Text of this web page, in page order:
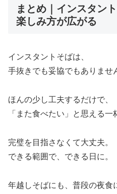
まとめ｜インスタン
楽しみ方が広がる
インスタントそばは、
手抜きでも妥協でもありませ
ほんの少し工夫するだけで、
「また食べたい」と思える一
完璧を目指さなくて大丈夫。
できる範囲で、できる日に。
年越しそばにも、普段の夜食